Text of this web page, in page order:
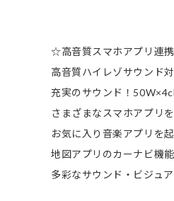
☆高音質スマホアプリ連
高音質ハイレゾサウンド
充実のサウンド！
さまざまなスマホアプリ
お気に入り音楽アプリを
地図アプリのカーナビ機
多彩なサウンド・ビジュ